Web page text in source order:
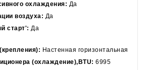
охлаждения: Да
воздуха: Да
старт': Да
Настенная горизонтальная
(охлаждение),BTU: 6995